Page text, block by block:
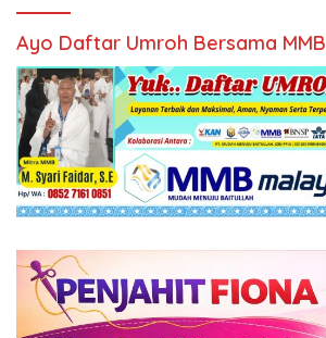
Ayo Daftar Umroh Bersama MMB